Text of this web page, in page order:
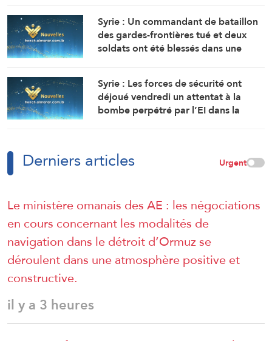
travaux sont en cours pour définir
une voie maritime temporaire. Un
accord définitif est imminent.
Syrie : Un commandant de bataillon
des gardes-frontières tué et deux
soldats ont été blessés dans une
nord-ouest du pays.
Syrie : Les forces de sécurité ont
déjoué vendredi un attentat à la
bombe perpétré par l’EI dans la
Derniers articles Urgent
Le ministère omanais des AE : les négociations
en cours concernant les modalités de
navigation dans le détroit d’Ormuz se
déroulent dans une atmosphère positive et
constructive.
il y a 3 heures